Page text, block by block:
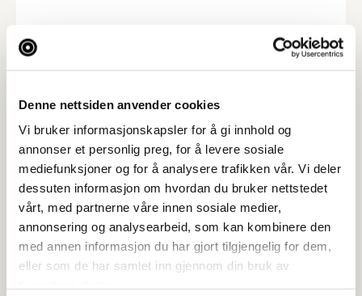
Denne nettsiden anvender cookies
Vi bruker informasjonskapsler for å gi innhold og
annonser et personlig preg, for å levere sosiale
mediefunksjoner og for å analysere trafikken vår. Vi deler
dessuten informasjon om hvordan du bruker nettstedet
vårt, med partnerne våre innen sosiale medier,
annonsering og analysearbeid, som kan kombinere den
med annen informasjon du har gjort tilgjengelig for dem,
eller som de har samlet inn gjennom din bruk av
Tar BYENgavekortet
Tar digitalt BYENgavekort
Besøksadresse